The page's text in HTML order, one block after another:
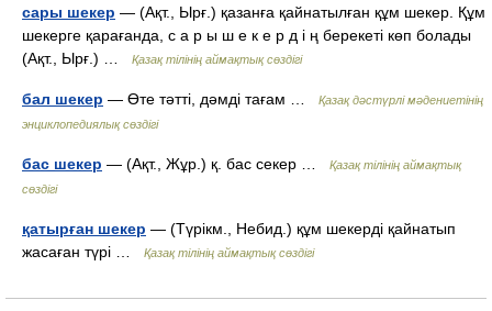
сары шекер — (Ақт., Ырғ.) қазанға қайнатылған құм шекер. Құм
шекерге қарағанда, с а р ы ш е к е р д і ң берекеті көп болады
(Ақт., Ырғ.) …
Қазақ тілінің аймақтық сөздігі
бал шекер — Өте тәтті, дәмді тағам …
Қазақ дәстүрлі мәдениетінің
энциклопедиялық сөздігі
бас шекер — (Ақт., Жұр.) қ. бас секер …
Қазақ тілінің аймақтық
сөздігі
қатырған шекер — (Түрікм., Небид.) құм шекерді қайнатып
жасаған түрі …
Қазақ тілінің аймақтық сөздігі